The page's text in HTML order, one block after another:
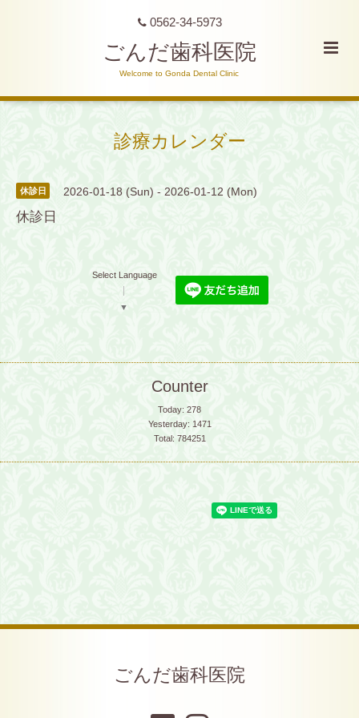
0562-34-5973
ごんだ歯科医院
Welcome to Gonda Dental Clinic
診療カレンダー
休診日 2026-01-18 (Sun) - 2026-01-12 (Mon)
休診日
Select Language
▼
Counter
Today: 278
Yesterday: 1471
Total: 784251
ごんだ歯科医院